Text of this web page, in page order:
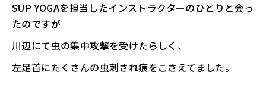
SUP YOGAを担当したインストラクターのひとりと会っ
たのですが
川辺にて虫の集中攻撃を受けたらしく、
左足首にたくさんの虫刺され痕をこさえてました。